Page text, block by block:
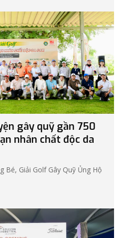
gây quỹ gần 750
nhân chất độc da
Bé, Giải Golf Gây Quỹ Ủng Hộ